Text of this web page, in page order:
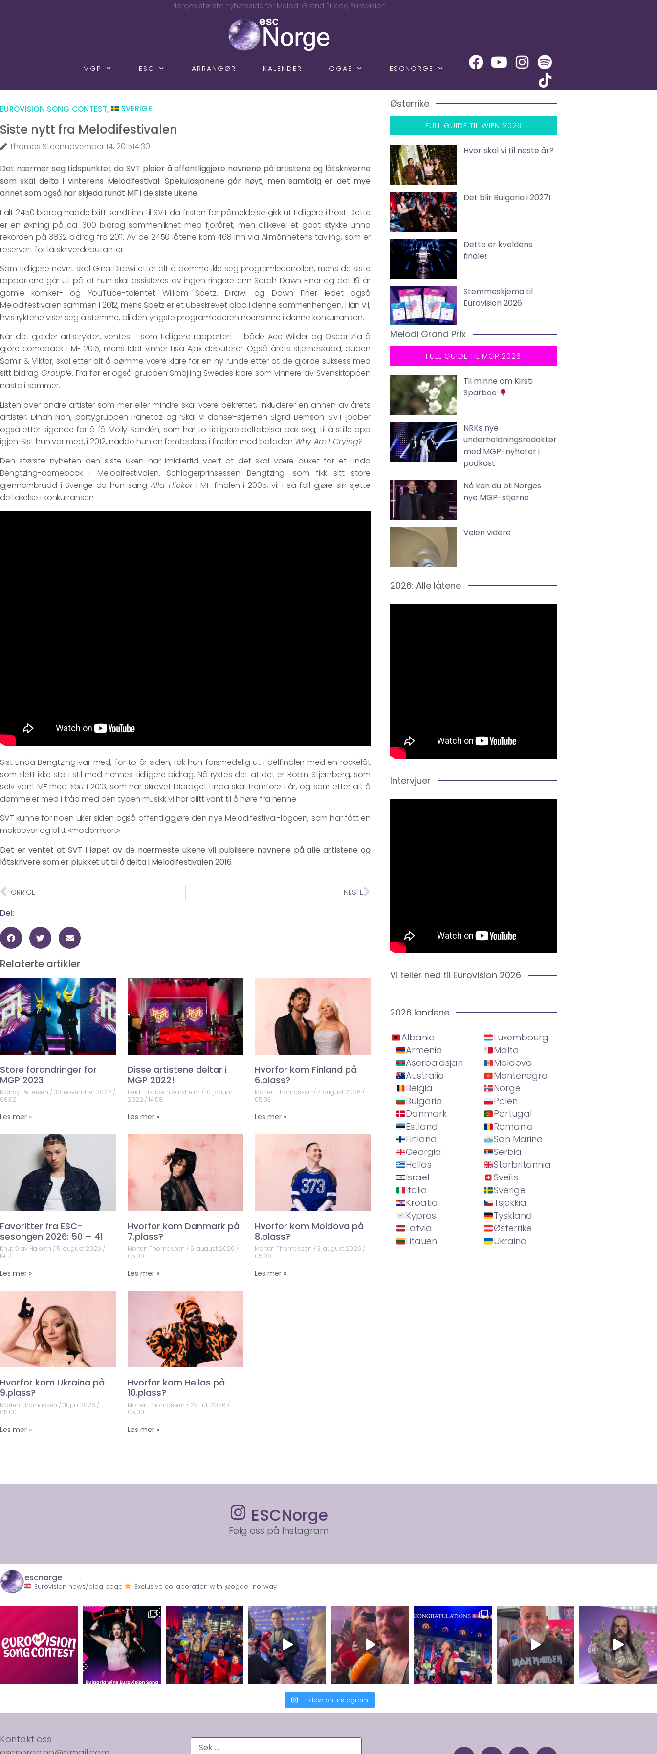
Norges største nyhetsside for Melodi Grand Prix og Eurovision
MGP ESC ARRANGØR KALENDER OGAE ESCNORGE
EUROVISION SONG CONTEST, SVERIGE
Siste nytt fra Melodifestivalen
Thomas Steennovember 14, 201514:30
Det nærmer seg tidspunktet da SVT pleier å offentliggjøre navnene på artistene og låtskriverne
som skal delta i vinterens Melodifestival. Spekulasjonene går høyt, men samtidig er det mye
annet som også har skjedd rundt MF i de siste ukene.
I alt 2450 bidrag hadde blitt sendt inn til SVT da fristen for påmeldelse gikk ut tidligere i høst. Dette
er en økning på ca. 300 bidrag sammenliknet med fjoråret, men allikevel et godt stykke unna
rekorden på 3832 bidrag fra 2011. Av de 2450 låtene kom 468 inn via Allmänhetens tävling, som er
reservert for låtskriverdebutanter.
Som tidligere nevnt skal Gina Dirawi etter alt å dømme ikle seg programlederrollen, mens de siste
rapportene går ut på at hun skal assisteres av ingen ringere enn Sarah Dawn Finer og det 19 år
gamle komiker- og YouTube-talentet William Spetz. Dirawi og Dawn Finer ledet også
Melodifestivalen sammen i 2012, mens Spetz er et ubeskrevet blad i denne sammenhengen. Han vil,
hvis ryktene viser seg å stemme, bli den yngste programlederen noensinne i denne konkurransen.
Når det gjelder artistrykter, ventes – som tidligere rapportert – både Ace Wilder og Oscar Zia å
gjøre comeback i MF 2016, mens Idol-vinner Lisa Ajax debuterer. Også årets stjerneskudd, duoen
Samir & Viktor, skal etter alt å dømme være klare for en ny runde etter at de gjorde suksess med
sitt bidrag Groupie. Fra før er også gruppen Smajling Swedes klare som vinnere av Svensktoppen
nästa i sommer.
Listen over andre artister som mer eller mindre skal være bekreftet, inkluderer en annen av årets
artister, Dinah Nah, partygruppen Panetoz og ‘Skal vi danse’-stjernen Sigrid Bernson. SVT jobber
også etter sigende for å få Molly Sandén, som har to tidligere deltakelser bak seg, til å stille opp
igjen. Sist hun var med, i 2012, nådde hun en femteplass i finalen med balladen Why Am I Crying?
Den største nyheten den siste uken har imidlertid vært at det skal være duket for et Linda
Bengtzing-comeback i Melodifestivalen. Schlagerprinsessen Bengtzing, som fikk sitt store
gjennombrudd i Sverige da hun sangAlla Flickori MF-finalen i 2005, vil i så fall gjøre sin sjette
deltakelse i konkurransen.
Sist Linda Bengtzing var med, for to år siden, røk hun forsmedelig ut i delfinalen med en rockelåt
som slett ikke sto i stil med hennes tidligere bidrag. Nå ryktes det at det er Robin Stjernberg, som
selv vant MF med You i 2013, som har skrevet bidraget Linda skal fremføre i år, og som etter alt å
dømme er med i tråd med den typen musikk vi har blitt vant til å høre fra henne.
SVT kunne for noen uker siden også offentliggjøre den nye Melodifestival-logoen, som har fått en
makeover og blitt «modernisert».
Det er ventet at SVT i løpet av de nærmeste ukene vil publisere navnene på alle artistene og
låtskrivere som er plukket ut til å delta i Melodifestivalen 2016.
FORRIGE NESTE
Del:
Relaterte artikler
Store forandringer for
MGP 2023
Mandy Pettersen
30. november 2022
08:02
Les mer »
Disse artistene deltar i
MGP 2022!
Heidi Elisabeth Aarsheim 10. januar
2022 14:08
Les mer »
Hvorfor kom Finland på
6.plass?
Morten Thomassen
7. august 2026
05:03
Les mer »
Favoritter fra ESC-
sesongen 2026: 50 – 41
Knut Olav Halseth
5. august 2026
19:17
Les mer »
Hvorfor kom Danmark på
7.plass?
Morten Thomassen 5. august 2026
05:00
Les mer »
Hvorfor kom Moldova på
8.plass?
Morten Thomassen
3. august 2026
05:00
Les mer »
Hvorfor kom Ukraina på
9.plass?
Morten Thomassen
31. juli 2026
05:00
Les mer »
Hvorfor kom Hellas på
10.plass?
Morten Thomassen 29. juli 2026
05:00
Les mer »
Østerrike
FULL GUIDE TIL WIEN 2026
Hvor skal vi til neste år?
Det blir Bulgaria i 2027!
Dette er kveldens
finale!
Stemmeskjema til
Eurovision 2026
Melodi Grand Prix
FULL GUIDE TIL MGP 2026
Til minne om Kirsti
Sparboe
NRKs nye
underholdningsredaktør
med MGP-nyheter i
podkast
Nå kan du bli Norges
nye MGP-stjerne
Veien videre
2026: Alle låtene
Intervjuer
Vi teller ned til Eurovision 2026
2026 landene
Albania
Armenia
Aserbajdsjan
Australia
Belgia
Bulgaria
Danmark
Estland
Finland
Georgia
Hellas
Israel
Italia
Kroatia
Kypros
Latvia
Litauen
Luxembourg
Malta
Moldova
Montenegro
Norge
Polen
Portugal
Romania
San Marino
Serbia
Storbritannia
Sveits
Sverige
Tsjekkia
Tyskland
Østerrike
Ukraina
ESCNorge
Følg oss på Instagram
escnorge
Eurovision news/blog page Exclusive collaboration with @ogae_norway
Follow on Instagram
Kontakt oss: